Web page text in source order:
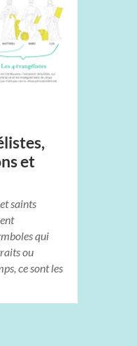
et
saints
qui
ou
ce sont les